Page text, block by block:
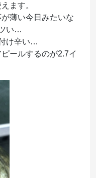
ます。
薄い今日みたいな
い…
け辛い…
ールするのが2.7イ